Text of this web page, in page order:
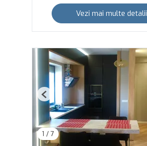
Vezi mai multe detalii
1 / 7
Previous